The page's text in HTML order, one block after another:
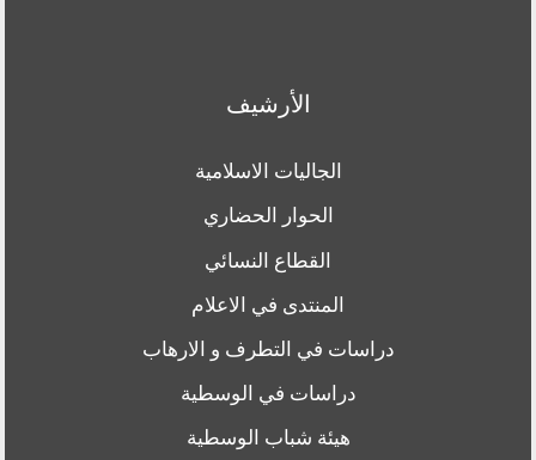
الأرشيف
الجاليات الاسلامية
الحوار الحضاري
القطاع النسائي
المنتدى في الاعلام
دراسات في التطرف و الارهاب
دراسات في الوسطية
هيئة شباب الوسطية